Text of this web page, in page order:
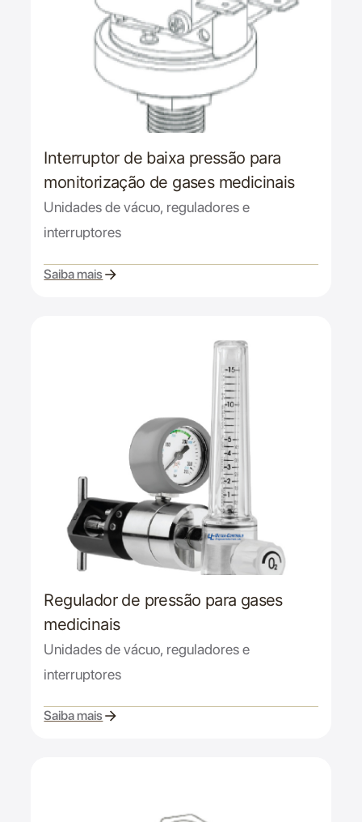
Interruptor de baixa pressão para
monitorização de gases medicinais
Unidades de vácuo, reguladores e
interruptores
Saiba mais
Regulador de pressão para gases
medicinais
Unidades de vácuo, reguladores e
interruptores
Saiba mais